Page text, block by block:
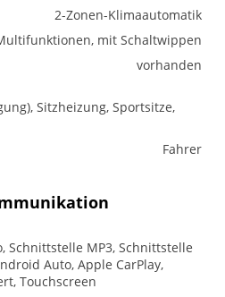
2-Zonen-Klimaautomatik
mit Schaltwippen
vorhanden
Sitzheizung, Sportsitze,
Fahrer
Schnittstelle MP3, Schnittstelle
Auto, Apple CarPlay,
Touchscreen